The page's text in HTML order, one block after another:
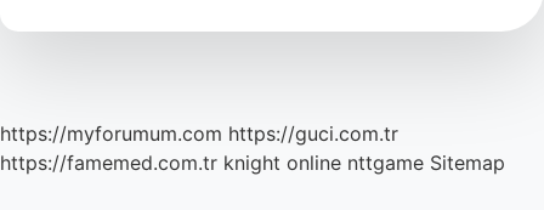
Mu
https://myforumum.com https://guci.com.tr
https://famemed.com.tr knight online nttgame Sitemap